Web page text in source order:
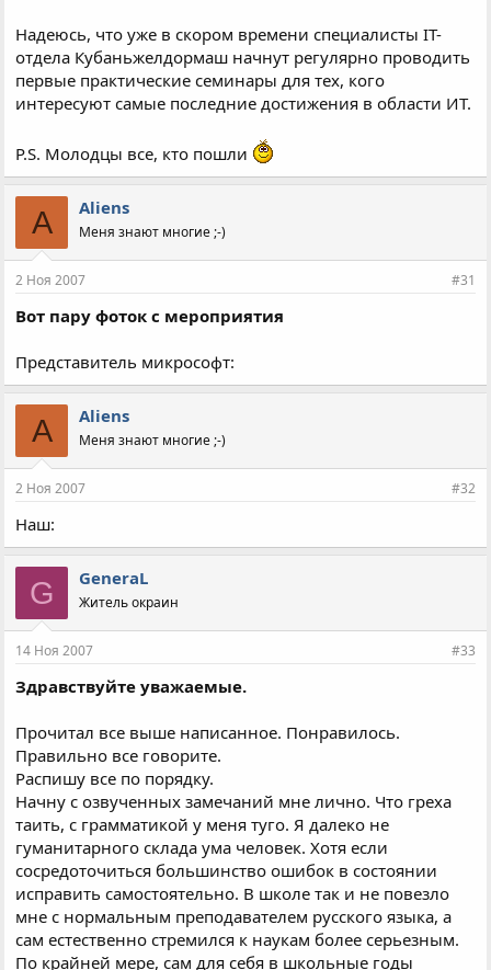
Надеюсь, что уже в скором времени специалисты IT-
отдела Кубаньжелдормаш начнут регулярно проводить
первые практические семинары для тех, кого
интересуют самые последние достижения в области ИТ.
P.S. Молодцы все, кто пошли
A Aliens
Меня знают многие ;-)
2 Ноя 2007 #31
Вот пару фоток с мероприятия
Представитель микрософт:
A Aliens
Меня знают многие ;-)
2 Ноя 2007 #32
Наш:
G GeneraL
Житель окраин
14 Ноя 2007 #33
Здравствуйте уважаемые.
Прочитал все выше написанное. Понравилось.
Правильно все говорите.
Распишу все по порядку.
Начну с озвученных замечаний мне лично. Что греха
таить, с грамматикой у меня туго. Я далеко не
гуманитарного склада ума человек. Хотя если
сосредоточиться большинство ошибок в состоянии
исправить самостоятельно. В школе так и не повезло
мне с нормальным преподавателем русского языка, а
сам естественно стремился к наукам более серьезным.
По крайней мере, сам для себя в школьные годы